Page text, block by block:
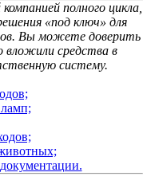
полного цикла,
«под ключ» для
Вы можете доверить
вложили средства в
систему.